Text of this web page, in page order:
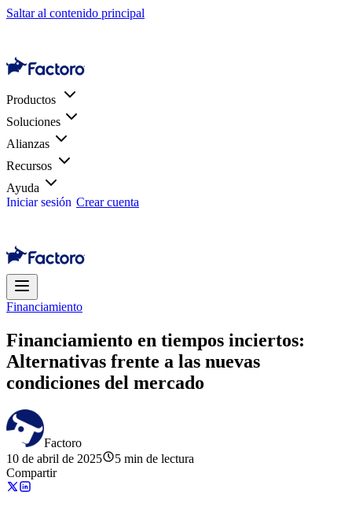
Saltar al contenido principal
Productos
Soluciones
Alianzas
Recursos
Ayuda
Iniciar sesión Crear cuenta
Financiamiento
Financiamiento en tiempos inciertos:
Alternativas frente a las nuevas
condiciones del mercado
Factoro
10 de abril de 2025
5 min de lectura
Compartir